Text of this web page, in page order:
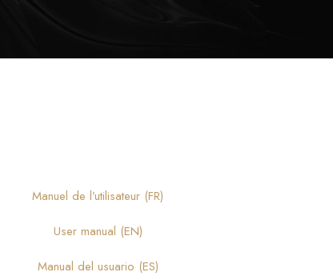
Manuel de l’utilisateur (FR)
User manual (EN)
Manual del usuario (ES)